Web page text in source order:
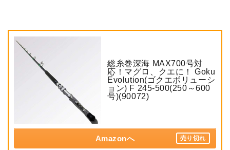
総糸巻深海 MAX700号対
応！マグロ、クエに！ Goku
Evolution(ゴクエボリューシ
ョン) F 245-500(250～600
号)(90072)
Amazonへ 売り切れ